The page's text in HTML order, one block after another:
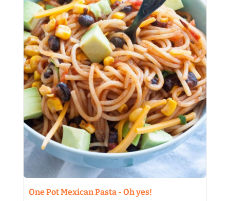
One Pot Mexican Pasta - Oh yes!